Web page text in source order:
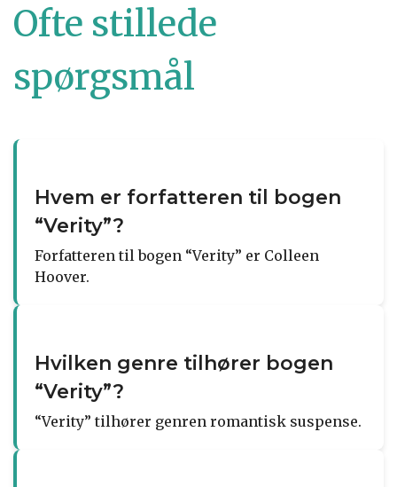
Ofte stillede
spørgsmål
Hvem er forfatteren til bogen
“Verity”?
Forfatteren til bogen “Verity” er Colleen
Hoover.
Hvilken genre tilhører bogen
“Verity”?
“Verity” tilhører genren romantisk suspense.